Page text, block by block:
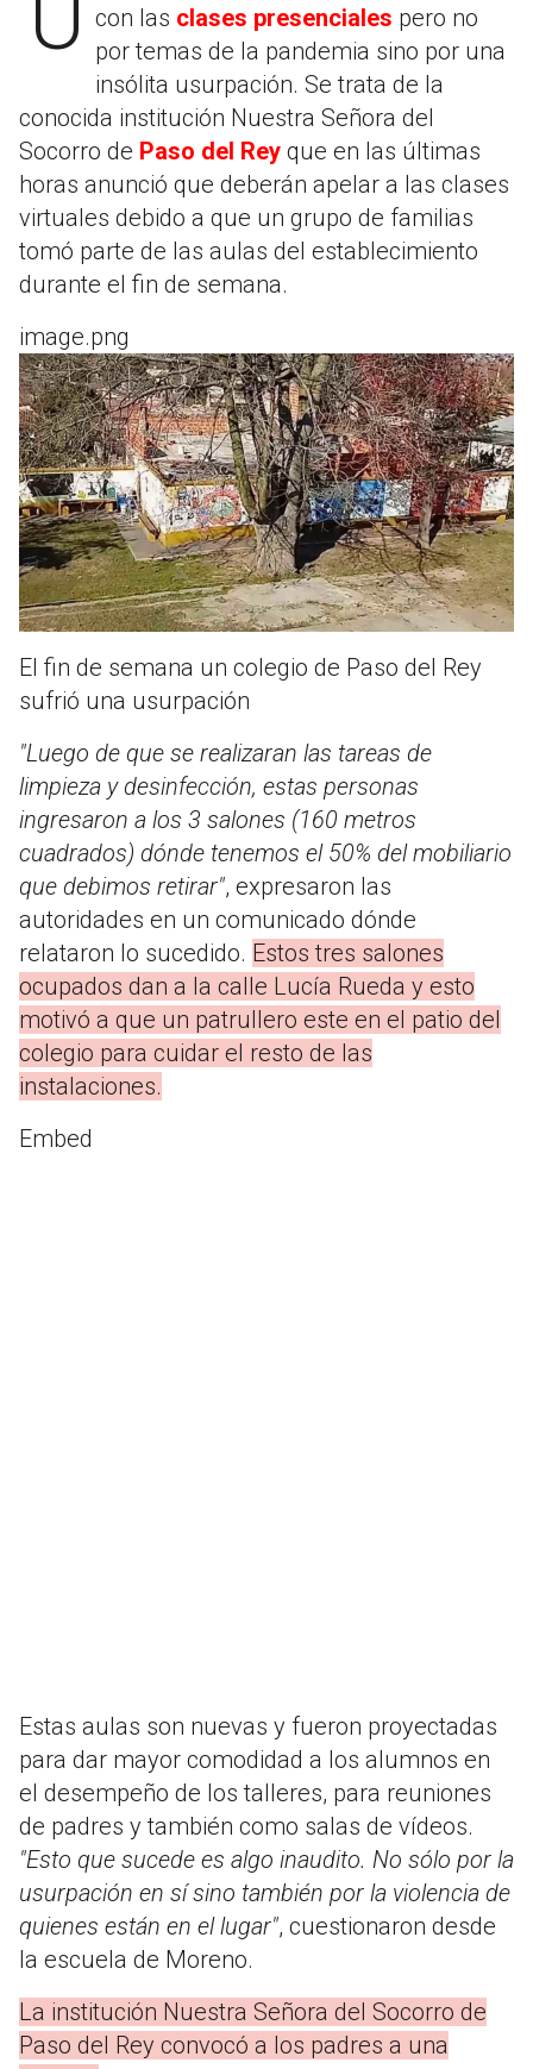
con las clases presenciales pero no
por temas de la pandemia sino por una
insólita usurpación. Se trata de la
conocida institución Nuestra Señora del
Socorro de Paso del Rey que en las últimas
horas anunció que deberán apelar a las clases
virtuales debido a que un grupo de familias
tomó parte de las aulas del establecimiento
durante el fin de semana.
image.png
El fin de semana un colegio de Paso del Rey
sufrió una usurpación
"Luego de que se realizaran las tareas de
limpieza y desinfección, estas personas
ingresaron a los 3 salones (160 metros
cuadrados) dónde tenemos el 50% del mobiliario
que debimos retirar", expresaron las
autoridades en un comunicado dónde
relataron lo sucedido. Estos tres salones
ocupados dan a la calle Lucía Rueda y esto
motivó a que un patrullero este en el patio del
colegio para cuidar el resto de las
instalaciones.
Embed
Estas aulas son nuevas y fueron proyectadas
para dar mayor comodidad a los alumnos en
el desempeño de los talleres, para reuniones
de padres y también como salas de vídeos.
"Esto que sucede es algo inaudito. No sólo por la
usurpación en sí sino también por la violencia de
quienes están en el lugar", cuestionaron desde
la escuela de Moreno.
La institución Nuestra Señora del Socorro de
Paso del Rey convocó a los padres a una